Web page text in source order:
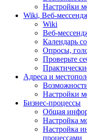
Настройки
Wiki, Веб-
Wiki
Веб-
Календарь
Опросы,
Проверьте
Адреса и
Настройки
Бизнес-процессы
Общая
Настройка
Настройка
процессами